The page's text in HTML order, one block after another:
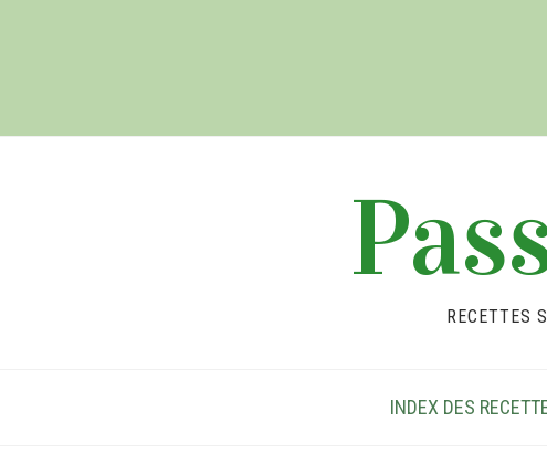
RECETTES
INDEX DES